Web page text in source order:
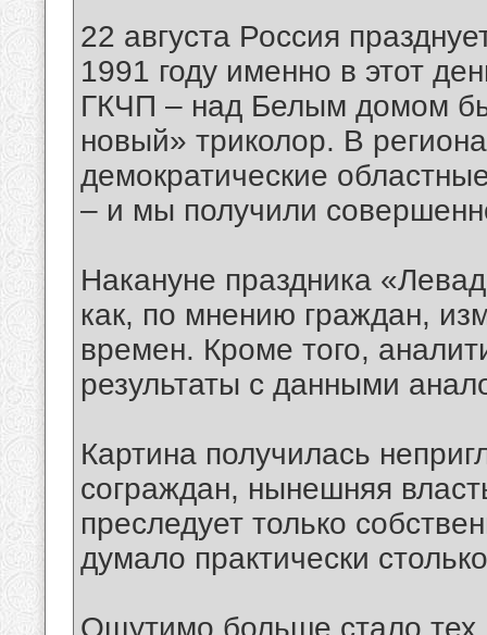
22 августа Россия
1991 году именно в этот
ГКЧП – над Белым домом
новый» триколор. В
демократические
– и мы получили
Накануне праздника
как, по мнению граждан,
времен. Кроме того,
результаты с данными
Картина получилась
сограждан, нынешняя
преследует только
думало практически